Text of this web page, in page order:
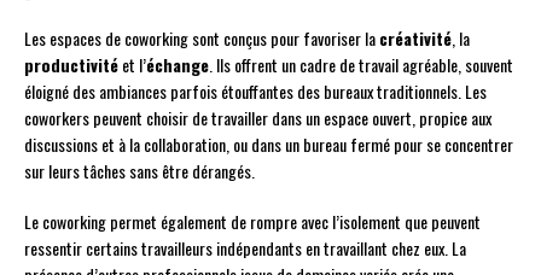
Les espaces de coworking sont conçus pour favoriser lacréativité , la
productivitéet l’échange . Ils offrent un cadre de travail agréable, souvent
éloigné des ambiances parfois étouffantes des bureaux traditionnels. Les
coworkers peuvent choisir de travailler dans un espace ouvert, propice aux
discussions et à la collaboration, ou dans un bureau fermé pour se concentrer
sur leurs tâches sans être dérangés.
Le coworking permet également de rompre avec l’isolement que peuvent
ressentir certains travailleurs indépendants en travaillant chez eux. La